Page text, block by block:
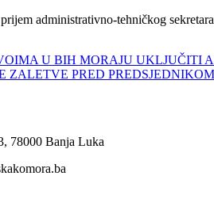
administrativno-tehničkog
U BIH MORAJU UKLJUČITI
ZALETVE PRED
78000 Banja Luka